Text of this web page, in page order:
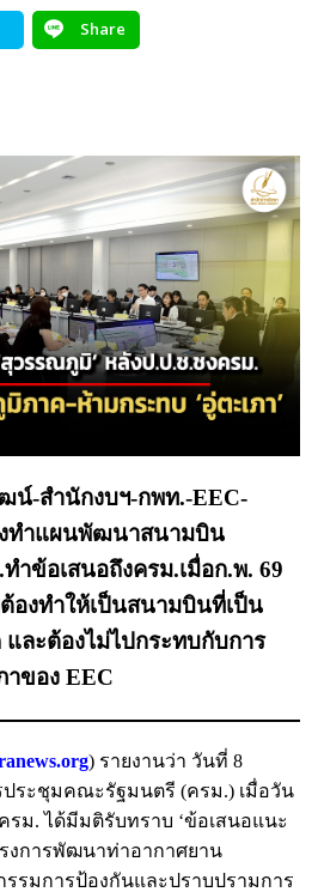
Share
น์-สำนักงบฯ-กพท.-EEC-
ทำแผนพัฒนาสนามบิน
ำข้อเสนอถึงครม.เมื่อก.พ. 69
องทำให้เป็นสนามบินที่เป็น
ละต้องไม่ไปกระทบกับการ
ของ EEC
) รายงานว่า วันที่ 8
ประชุมคณะรัฐมนตรี (ครม.) เมื่อวัน
รม. ได้มีมติรับทราบ ‘ข้อเสนอแนะ
งการพัฒนาท่าอากาศยาน
รมการป้องกันและปราบปรามการ